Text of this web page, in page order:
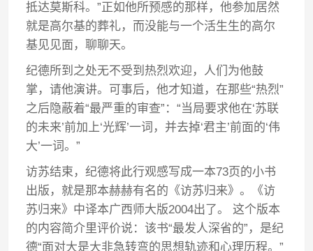
抵达莫斯科。”正如他所预感的那样，他参加居然
就是高尔基的葬礼，而没能与一个活生生的高尔
基见见面，聊聊天。
纪德所到之处无不受到热烈欢迎，人们为他鼓
掌，请他演讲。可事后，他才知道，在那些“热烈”
之后隐蔽着“最严重的审查”：“当局要求他在‘苏联
的未来’前加上‘光辉’一词，并去掉‘君主’前面的‘伟
大’一词。”
访苏结束，纪德将此行观感写成一本73页的小书
出版，就是那本赫赫有名的《访苏归来》。《访
苏归来》中译本广西师大版2004出了。 这个版本
的内容简介里评价说：该书“最发人深省的”，是纪
德“面对大是大非急转弯的思想轨迹和心理历程。”